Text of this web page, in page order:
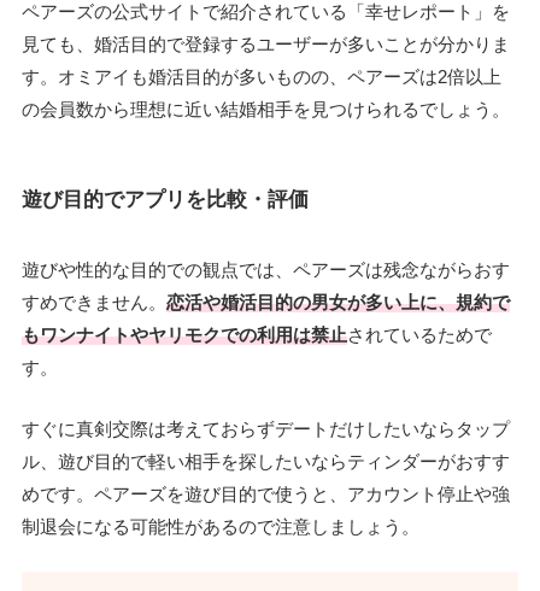
ペアーズの公式サイトで紹介されている「幸せレポート」を
見ても、婚活目的で登録するユーザーが多いことが分かりま
す。オミアイも婚活目的が多いものの、ペアーズは2倍以上
の会員数から理想に近い結婚相手を見つけられるでしょう。
遊び目的でアプリを比較・評価
遊びや性的な目的での観点では、ペアーズは残念ながらおす
すめできません。 恋活や婚活目的の男女が多い上に、規約で
もワンナイトやヤリモクでの利用は禁止されているためで
す。
すぐに真剣交際は考えておらずデートだけしたいならタップ
ル、遊び目的で軽い相手を探したいならティンダーがおすす
めです。ペアーズを遊び目的で使うと、アカウント停止や強
制退会になる可能性があるので注意しましょう。